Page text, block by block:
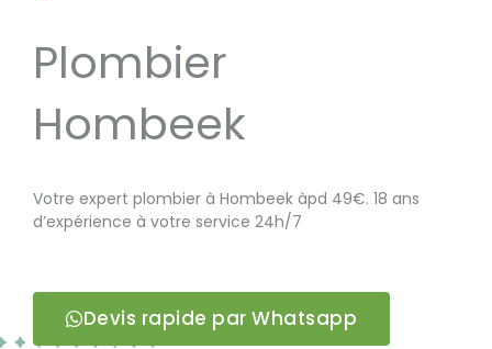
Plombier
Hombeek
Votre expert plombier à Hombeek àpd 49€. 18 ans
d’expérience à votre service 24h/7
Devis rapide par Whatsapp